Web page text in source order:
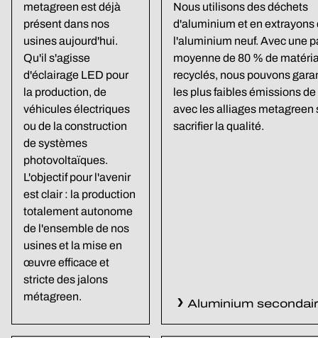
metagreen est déjà
présent dans nos
usines aujourd'hui.
Qu'il s'agisse
d'éclairage LED pour
la production, de
véhicules électriques
ou de la construction
de systèmes
photovoltaïques.
L'objectif pour l'avenir
est clair : la production
totalement autonome
de l'ensemble de nos
usines et la mise en
œuvre efficace et
stricte des jalons
métagreen.
Nous utilisons des déchets
d'aluminium et en extrayons
l'aluminium neuf. Avec une
moyenne de 80 % de
recyclés, nous pouvons
les plus faibles émissions de
avec les alliages metagreen
sacrifier la qualité.
Aluminium